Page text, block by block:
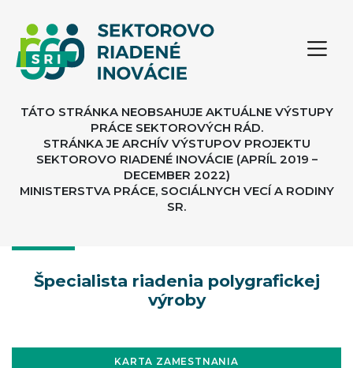
TÁTO STRÁNKA NEOBSAHUJE AKTUÁLNE VÝSTUPY
PRÁCE SEKTOROVÝCH RÁD.
STRÁNKA JE ARCHÍV VÝSTUPOV PROJEKTU
SEKTOROVO RIADENÉ INOVÁCIE (APRÍL 2019 –
DECEMBER 2022)
MINISTERSTVA PRÁCE, SOCIÁLNYCH VECÍ A RODINY
SR.
Špecialista riadenia polygrafickej
výroby
KARTA ZAMESTNANIA